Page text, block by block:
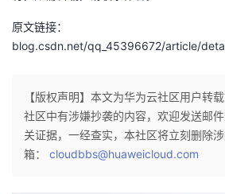
坛
圈
的
播
我
活
动
的
关
的
程
我
认
证
的
实
我
的
技
支
持
的
声
建
原文链接：
blog.csdn.net/qq_45396672/article/
【版权声明】本文为华为云社区用户转
社区中有涉嫌抄袭的内容，欢迎发送邮
关证据，一经查实，本社区将立刻删除
箱： cloudbbs@huaweicloud.com